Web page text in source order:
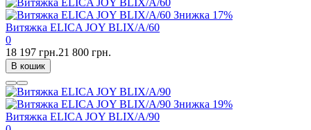
Знижка 17%
Витяжка ELICA JOY BLIX/A/60
0
18 197 грн.21 800 грн.
В кошик
Знижка 19%
Витяжка ELICA JOY BLIX/A/90